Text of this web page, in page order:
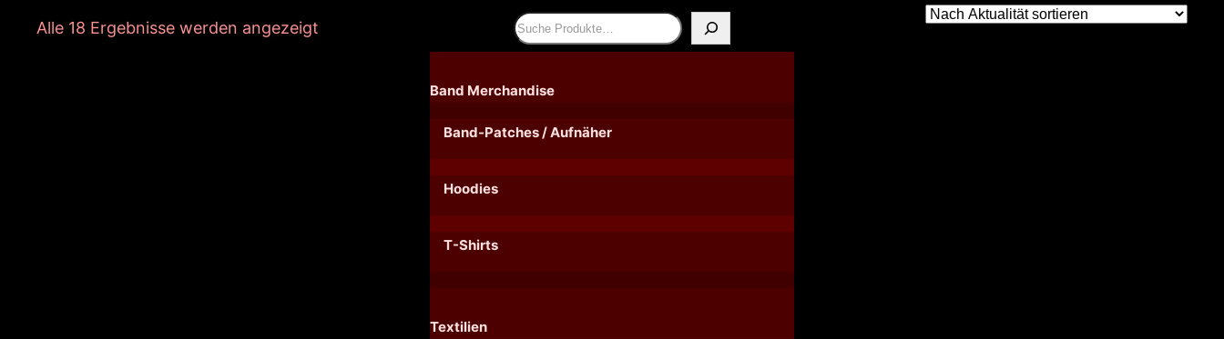
Alle 18 Ergebnisse werden angezeigt Suchen
Band Merchandise
Band-Patches / Aufnäher
Hoodies
T-Shirts
Textilien